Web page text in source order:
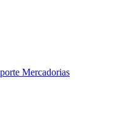
Mercadorias